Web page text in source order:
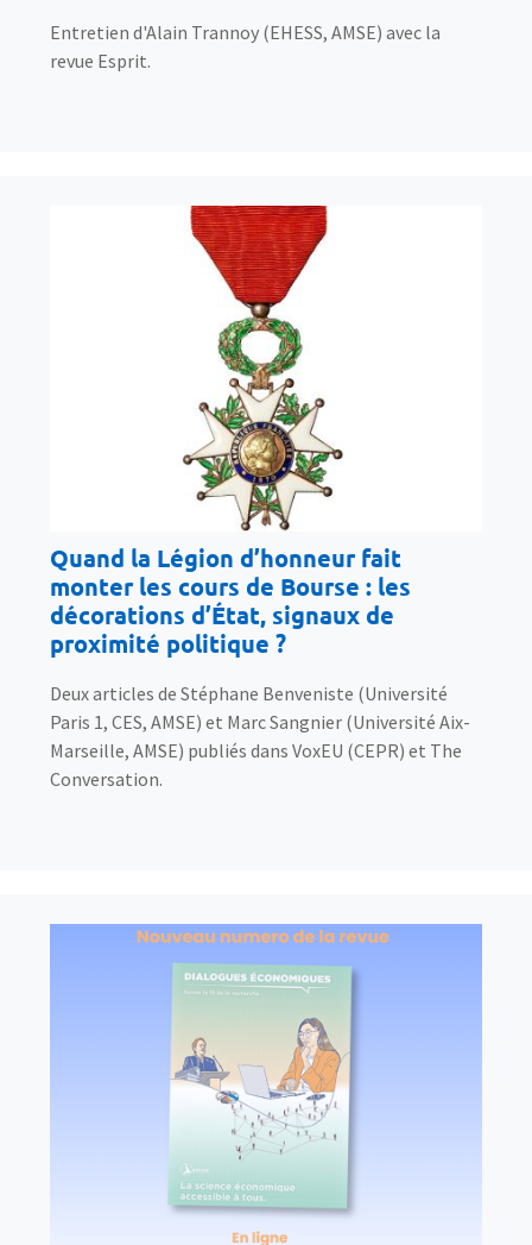
Entretien d'Alain Trannoy (EHESS, AMSE) avec la
revue Esprit.
Quand la Légion d’honneur fait
monter les cours de Bourse : les
décorations d’État, signaux de
proximité politique ?
Deux articles de Stéphane Benveniste (Université
Paris 1, CES, AMSE) et Marc Sangnier (Université Aix-
Marseille, AMSE) publiés dans VoxEU (CEPR) et The
Conversation.